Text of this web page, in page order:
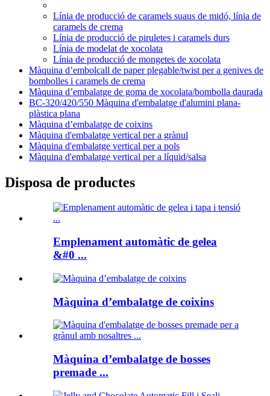
Línia de producció de caramels suaus de midó, línia de
caramels de crema
Línia de producció de piruletes i caramels durs
Línia de modelat de xocolata
Línia de producció de mongetes de xocolata
Màquina d’embolcall de paper plegable/twist per a genives de
bombolles i caramels de crema
Màquina d’embalatge de goma de xocolata/bombolla daurada
BC-320/420/550 Màquina d'embalatge d'alumini plana-
plàstica plana
Màquina d’embalatge de coixins
Màquina d'embalatge vertical per a grànul
Màquina d'embalatge vertical per a pols
Màquina d'embalatge vertical per a líquid/salsa
Disposa de productes
Emplenament automàtic de gelea
&#0 ...
Màquina d’embalatge de coixins
Màquina d’embalatge de bosses
premade ...